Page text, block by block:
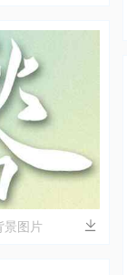
景图片